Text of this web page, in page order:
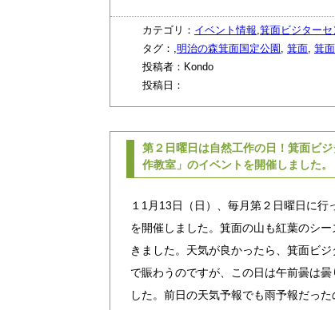
カテゴリ： イベント情報,箕面ビジターセ
タグ：,明治の森箕面国定公園 , 箕面, 箕
投稿者：Kondo
投稿日：
第２日曜日は自然工作の日！箕面ビ
作教室」のイベントを開催しました。
１1月13日（日）、毎月第２日曜日に行
を開催しました。箕面の山も紅葉のシ
きました。天気が良かったら、箕面ビ
で賑わうのですが、この日は午前曇は
した。前日の天気予報でも雨予報だっ